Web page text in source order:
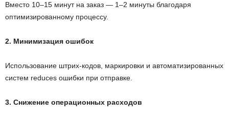
Вместо 10–15 минут на заказ — 1–2 минуты благодаря
оптимизированному процессу.
2. Минимизация ошибок
Использование штрих-кодов, маркировки и автоматизированных
систем reduces ошибки при отправке.
3. Снижение операционных расходов